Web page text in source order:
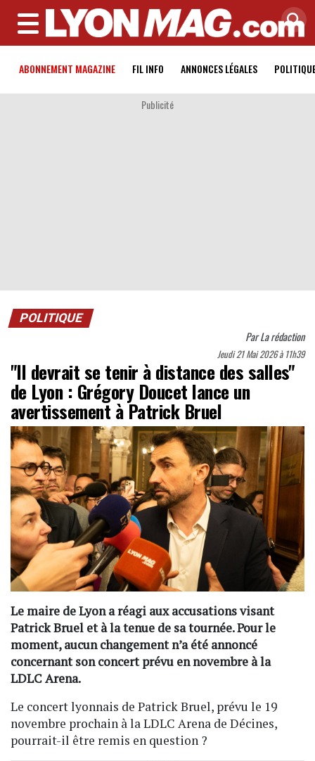
MENU
ABONNEMENT MAGAZINE FIL INFO ANNONCES LÉGALES
Publicité
POLITIQUE
ParLa rédaction
Jeudi 21 Mai 2026 à 11h39
"Il devrait se tenir à distance des salles"
de Lyon : Grégory Doucet lance un
avertissement à Patrick Bruel
Le maire de Lyon a réagi aux accusations visant
Patrick Bruel et à la tenue de sa tournée. Pour le
moment, aucun changement n’a été annoncé
concernant son concert prévu en novembre à la
LDLC Arena.
Le concert lyonnais de Patrick Bruel, prévu le 19
novembre prochain à la LDLC Arena de Décines,
pourrait-il être remis en question ?